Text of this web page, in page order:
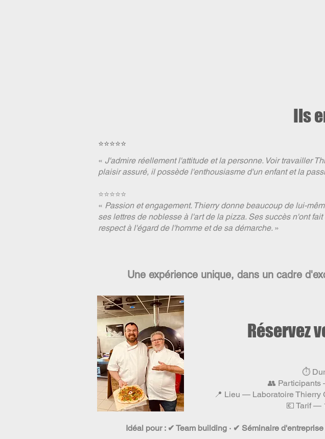
Ils
⭐⭐⭐⭐⭐
« J'admire réellement l'attitude et la personne. Voir travailler
plaisir assuré, il possède l'enthousiasme d'un enfant et la
⭐⭐⭐⭐⭐
« Passion et engagement. Thierry donne beaucoup de lui-
ses lettres de noblesse à l'art de la pizza. Ses succès n'ont
respect à l'égard de l'homme et de sa démarche. »
Une expérience unique, dans un cadre
Réservez
⏱
👥 Participants
📍 Lieu — Laboratoire Thierry
💶 Tarif —
Idéal pour : ✔ Team building · ✔ Séminaire